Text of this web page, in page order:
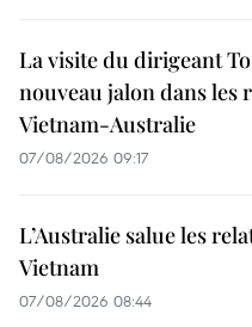
La visite du dirigeant
nouveau jalon dans les
Vietnam-Australie
07/08/2026 09:17
L’Australie salue les
Vietnam
07/08/2026 08:44